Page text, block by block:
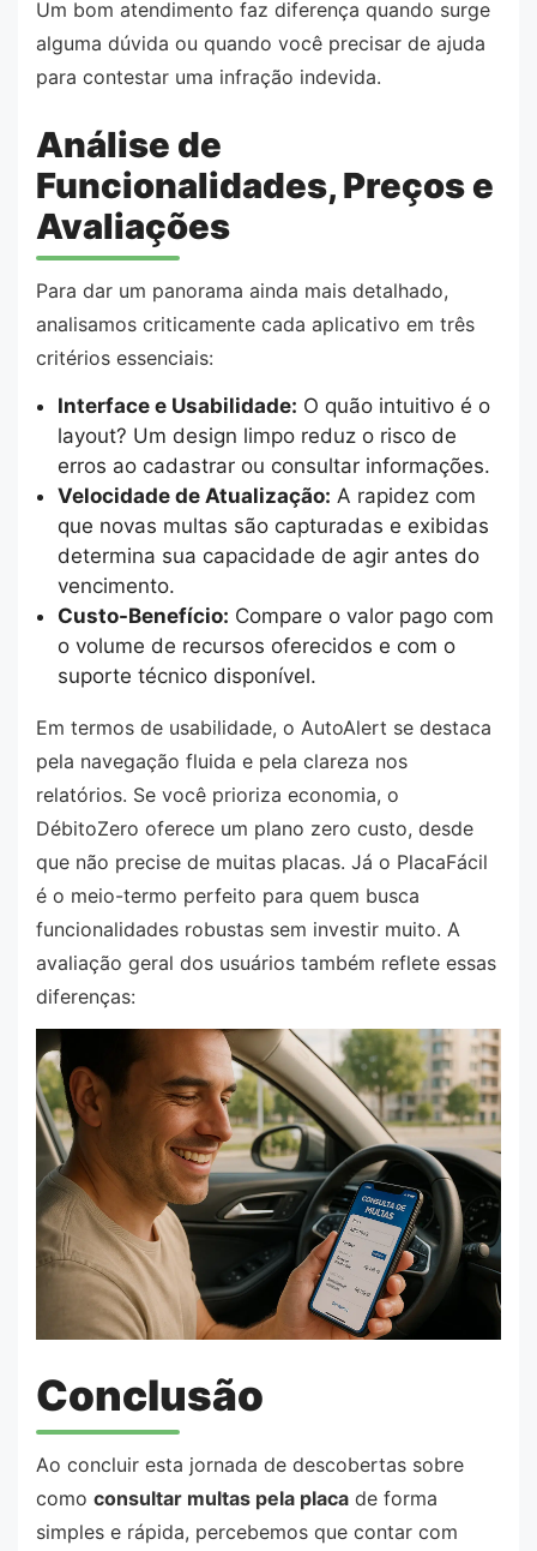
Um bom atendimento faz diferença quando surge
alguma dúvida ou quando você precisar de ajuda
para contestar uma infração indevida.
Análise de
Funcionalidades, Preços e
Avaliações
Para dar um panorama ainda mais detalhado,
analisamos criticamente cada aplicativo em três
critérios essenciais:
Interface e Usabilidade: O quão intuitivo é o
layout? Um design limpo reduz o risco de
erros ao cadastrar ou consultar informações.
Velocidade de Atualização: A rapidez com
que novas multas são capturadas e exibidas
determina sua capacidade de agir antes do
vencimento.
Custo-Benefício: Compare o valor pago com
o volume de recursos oferecidos e com o
suporte técnico disponível.
Em termos de usabilidade, o AutoAlert se destaca
pela navegação fluida e pela clareza nos
relatórios. Se você prioriza economia, o
DébitoZero oferece um plano zero custo, desde
que não precise de muitas placas. Já o PlacaFácil
é o meio-termo perfeito para quem busca
funcionalidades robustas sem investir muito. A
avaliação geral dos usuários também reflete essas
diferenças:
Conclusão
Ao concluir esta jornada de descobertas sobre
como consultar multas pela placa de forma
simples e rápida, percebemos que contar com